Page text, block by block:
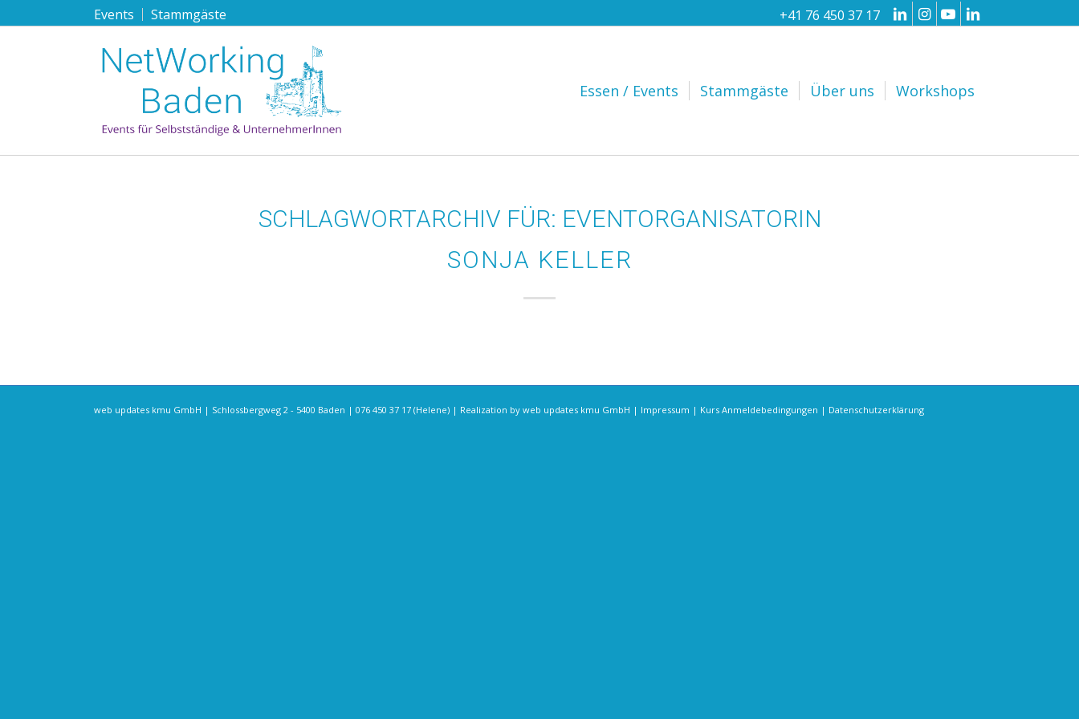
Events Stammgäste +41 76 450 37 17
Essen / Events Stammgäste Über uns Workshops
SCHLAGWORTARCHIV FÜR: EVENTORGANISATORIN
SONJA KELLER
web updates kmu GmbH | Schlossbergweg 2 - 5400 Baden | 076 450 37 17 (Helene) | Realization byweb updates kmu GmbH | Impressum | Kurs Anmeldebedingungen | Datenschutzerklärung